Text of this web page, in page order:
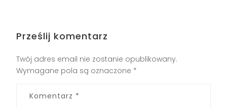
Prześlij komentarz
Twój adres email nie zostanie opublikowany.
Wymagane pola są oznaczone *